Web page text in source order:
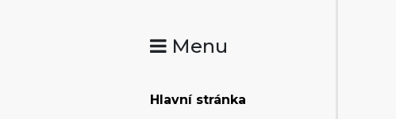
Menu
Hlavní stránka